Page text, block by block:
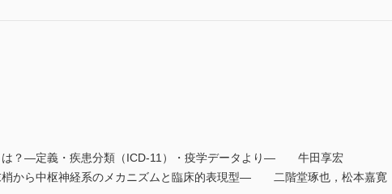
は？―定義・疾患分類（ICD-11）・疫学データより― 牛田享宏
から中枢神経系のメカニズムと臨床的表現型― 二階堂琢也，松本嘉寛